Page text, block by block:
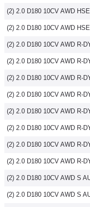
(2) 2.0 D180 10CV AWD
(2) 2.0 D180 10CV AWD
(2) 2.0 D180 10CV AWD R-
(2) 2.0 D180 10CV AWD R-
(2) 2.0 D180 10CV AWD R-
(2) 2.0 D180 10CV AWD R-
(2) 2.0 D180 10CV AWD R-
(2) 2.0 D180 10CV AWD R-
(2) 2.0 D180 10CV AWD R-
(2) 2.0 D180 10CV AWD R-
(2) 2.0 D180 10CV AWD S
(2) 2.0 D180 10CV AWD S